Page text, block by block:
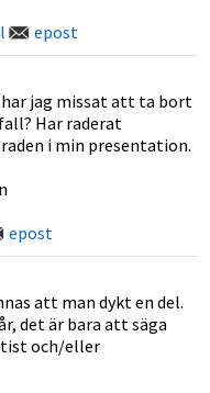
epost
har jag missat att ta bort
Har raderat
i min presentation.
epost
att man dykt en del.
det är bara att säga
och/eller